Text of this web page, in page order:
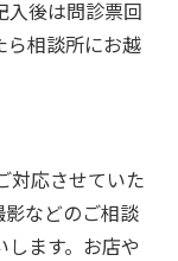
入後は問診票回
ら相談所にお越
対応させていた
などのご相談
ます。お店や